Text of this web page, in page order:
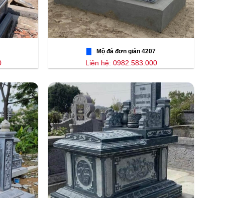
Mộ đá đơn giản 4207
Liên hệ: 0982.583.000